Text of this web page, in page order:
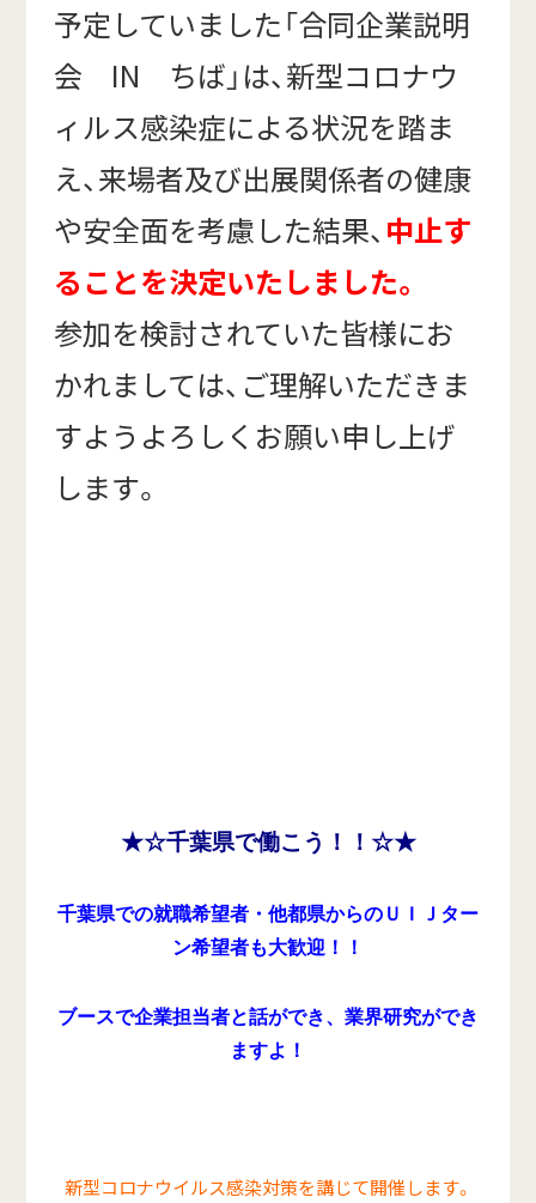
予定していました「合同企業説明
会 IN ちば」は、新型コロナウ
ィルス感染症による状況を踏ま
え、来場者及び出展関係者の健康
や安全面を考慮した結果、中止す
ることを決定いたしました。
参加を検討されていた皆様にお
かれましては、ご理解いただきま
すようよろしくお願い申し上げ
します。
★☆千葉県で働こう！！☆★
千葉県での就職希望者・他都県からのＵＩＪター
ン希望者も大歓迎！！
ブースで企業担当者と話ができ、業界研究ができ
ますよ！
新型コロナウイルス感染対策を講じて開催します。